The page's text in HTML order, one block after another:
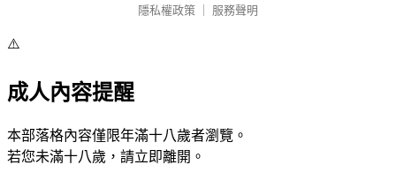
隱私權政策
服務聲明
⚠️
成人內容提醒
本部落格內容僅限年滿十八歲者瀏覽。
若您未滿十八歲，請立即離開。